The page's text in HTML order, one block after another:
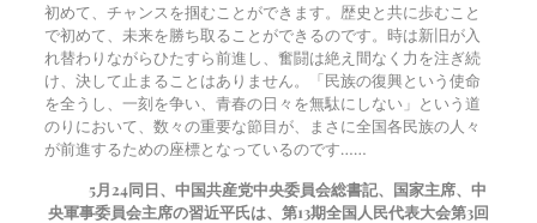
初めて、チャンスを掴むことができます。歴史と共に歩むこと
で初めて、未来を勝ち取ることができるのです。時は新旧が入
れ替わりながらひたすら前進し、奮闘は絶え間なく力を注ぎ続
け、決して止まることはありません。「民族の復興という使命
を全うし、一刻を争い、青春の日々を無駄にしない」という道
のりにおいて、数々の重要な節目が、まさに全国各民族の人々
が前進するための座標となっているのです……
5月24同日、中国共産党中央委員会総書記、国家主席、中
央軍事委員会主席の習近平氏は、第13期全国人民代表大会第3回